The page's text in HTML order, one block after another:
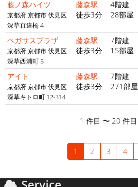
藤ノ森ハイツ
京都府 京都市 伏見区
深草直違橋 4
藤森駅
徒歩3分
4階建
28部屋
ペガサスプラザ
京都府 京都市 伏見区
深草西浦町 5
藤森駅
徒歩3分
7階建
15部屋
アイト
京都府 京都市 伏見区
深草キトロ町 12-314
藤森駅
徒歩3分
7階建
271部屋
1 件目 〜 20 件目
1 2 3 4